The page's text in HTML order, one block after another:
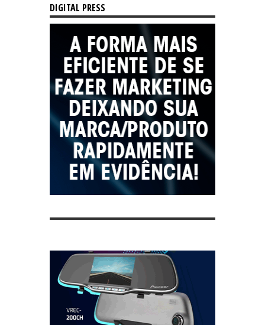
DIGITAL PRESS